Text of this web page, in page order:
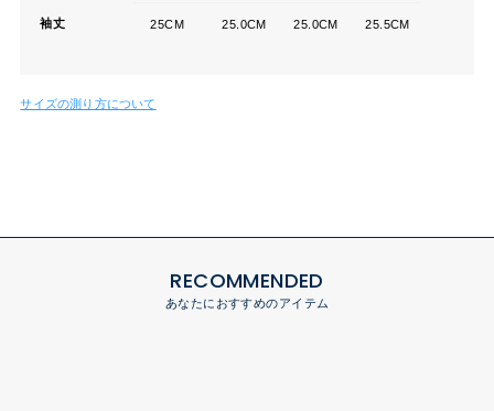
袖丈 25CM 25.0CM 25.0CM 25.5CM
サイズの測り方について
RECOMMENDED
あなたにおすすめのアイテム